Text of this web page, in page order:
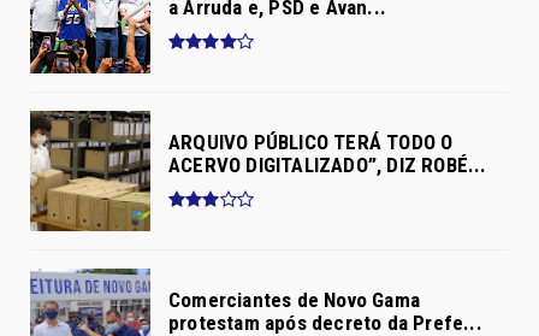
a Arruda e, PSD e Avan...
ARQUIVO PÚBLICO TERÁ TODO O
ACERVO DIGITALIZADO”, DIZ ROBÉ...
Comerciantes de Novo Gama
protestam após decreto da Prefe...